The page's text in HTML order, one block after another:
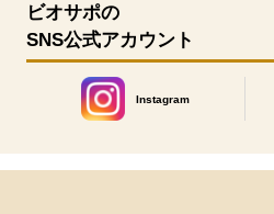
ビオサポの
SNS公式アカウント
Instagram
別のウィンドウで開きます。